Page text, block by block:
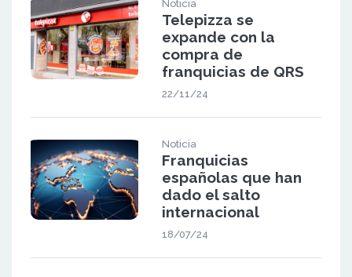
Noticia
Telepizza se
expande con la
compra de
franquicias de QRS
22/11/24
Noticia
Franquicias
españolas que han
dado el salto
internacional
18/07/24